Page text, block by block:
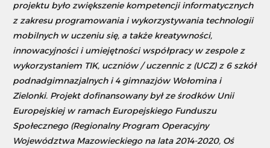
projektu było zwiększenie kompetencji informatycznych
z zakresu programowania i wykorzystywania technologii
mobilnych w uczeniu się, a także kreatywności,
innowacyjności i umiejętności współpracy w zespole z
wykorzystaniem TIK, uczniów / uczennic z (UCZ) z 6 szkół
podnadgimnazjalnych i 4 gimnazjów Wołomina i
Zielonki. Projekt dofinansowany był ze środków Unii
Europejskiej w ramach Europejskiego Funduszu
Społecznego (Regionalny Program Operacyjny
Województwa Mazowieckiego na lata 2014-2020, Oś